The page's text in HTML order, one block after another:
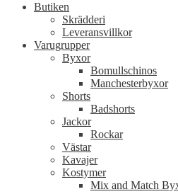
Butiken
Skrädderi
Leveransvillkor
Varugrupper
Byxor
Bomullschinos
Manchesterbyxor
Shorts
Badshorts
Jackor
Rockar
Västar
Kavajer
Kostymer
Mix and Match